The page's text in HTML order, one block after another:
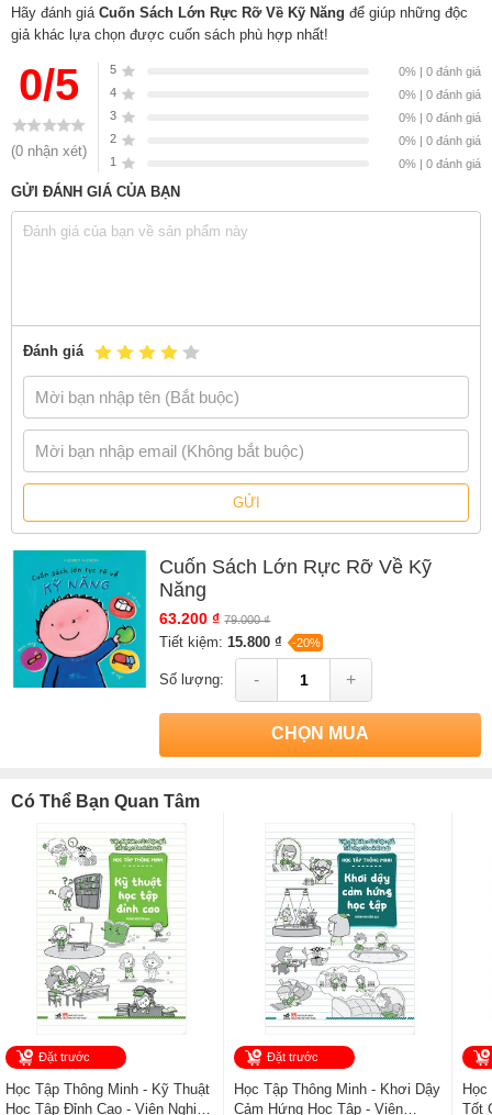
phí và tặng Bookmark
Hãy đánh giá Cuốn Sách Lớn Rực Rỡ Về Kỹ Năng để giúp những độc
giả khác lựa chọn được cuốn sách phù hợp nhất!
0/5
(0 nhận xét)
5
0% | 0 đánh giá
4
0% | 0 đánh giá
3
0% | 0 đánh giá
2
0% | 0 đánh giá
1
0% | 0 đánh giá
GỬI ĐÁNH GIÁ CỦA BẠN
Đánh giá
GỬI
Cuốn Sách Lớn Rực Rỡ Về Kỹ
Năng
63.200 ₫ 79.000 ₫
Tiết kiệm: 15.800 ₫ -20%
Số lượng: - +
CHỌN MUA
Có Thể Bạn Quan Tâm
Đặt trước
Học Tập Thông Minh - Kỹ Thuật
Học Tập Đỉnh Cao - Viện Nghiên
Đặt trước
Học Tập Thông Minh - Khơi Dậy
Cảm Hứng Học Tập - Viện
Học
Tốt